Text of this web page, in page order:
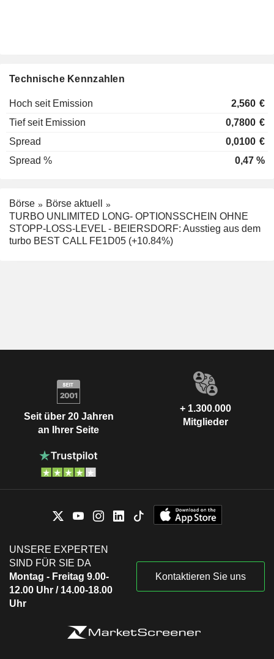
Technische Kennzahlen
Hoch seit Emission 2,560 €
Tief seit Emission
0,7800 €
Spread
0,0100 €
Spread %
0,47 %
Börse
Börse aktuell
TURBO UNLIMITED LONG- OPTIONSSCHEIN OHNE
STOPP-LOSS-LEVEL - BEIERSDORF: Ausstieg aus dem
turbo BEST CALL FE1D05 (+10.84%)
Seit über 20 Jahren
an Ihrer Seite
+ 1.300.000
Mitglieder
UNSERE EXPERTEN
SIND FÜR SIE DA
Montag - Freitag 9.00-
12.00 Uhr / 14.00-18.00
Uhr
Kontaktieren Sie uns